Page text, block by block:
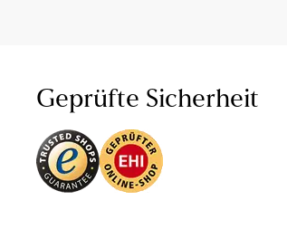
Geprüfte Sicherheit